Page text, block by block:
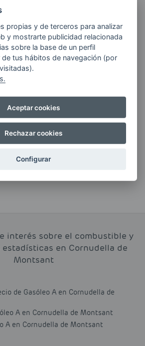
las últimas novedades de AVIA
cualquier medio, incluido
Más información
duda durante el
a:
interés sobre el combustible y
en Cornudella de
Montsant
de Gasóleo A en Cornudella de
A en Cornudella de Montsant
A en Cornudella de Montsant
propias y de terceros para analizar
y mostrarte publicidad relacionada
sobre la base de un perfil
tus hábitos de navegación (por
Aceptar cookies
Rechazar cookies
Configurar